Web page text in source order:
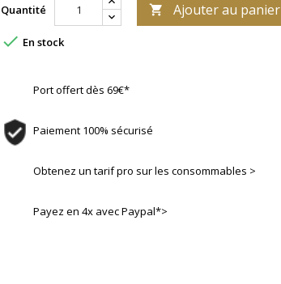
Quantité  Ajouter au panier
 En stock
Port offert dès 69€*
Paiement 100% sécurisé
Obtenez un tarif pro sur les consommables >
Payez en 4x avec Paypal*>